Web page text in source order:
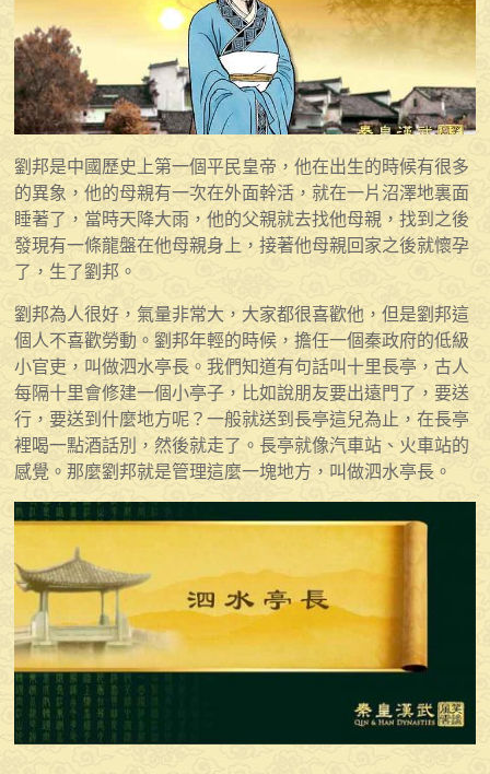
劉邦是中國歷史上第一個平民皇帝，他在出生的時候有很多
的異象，他的母親有一次在外面幹活，就在一片沼澤地裏面
睡著了，當時天降大雨，他的父親就去找他母親，找到之後
發現有一條龍盤在他母親身上，接著他母親回家之後就懷孕
了，生了劉邦。
劉邦為人很好，氣量非常大，大家都很喜歡他，但是劉邦這
個人不喜歡勞動。劉邦年輕的時候，擔任一個秦政府的低級
小官吏，叫做泗水亭長。我們知道有句話叫十里長亭，古人
每隔十里會修建一個小亭子，比如說朋友要出遠門了，要送
行，要送到什麼地方呢？一般就送到長亭這兒為止，在長亭
裡喝一點酒話別，然後就走了。長亭就像汽車站、火車站的
感覺。那麼劉邦就是管理這麼一塊地方，叫做泗水亭長。